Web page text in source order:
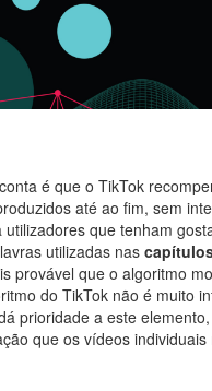
é que o TikTok
até ao fim, sem
que tenham
utilizadas nas
provável que o algoritmo
do TikTok não é muito
prioridade a este
que os vídeos individuais